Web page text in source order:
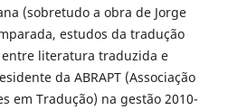
(sobretudo a obra de Jorge
estudos da tradução
entre literatura traduzida e
da ABRAPT (Associação
em Tradução) na gestão 2010-